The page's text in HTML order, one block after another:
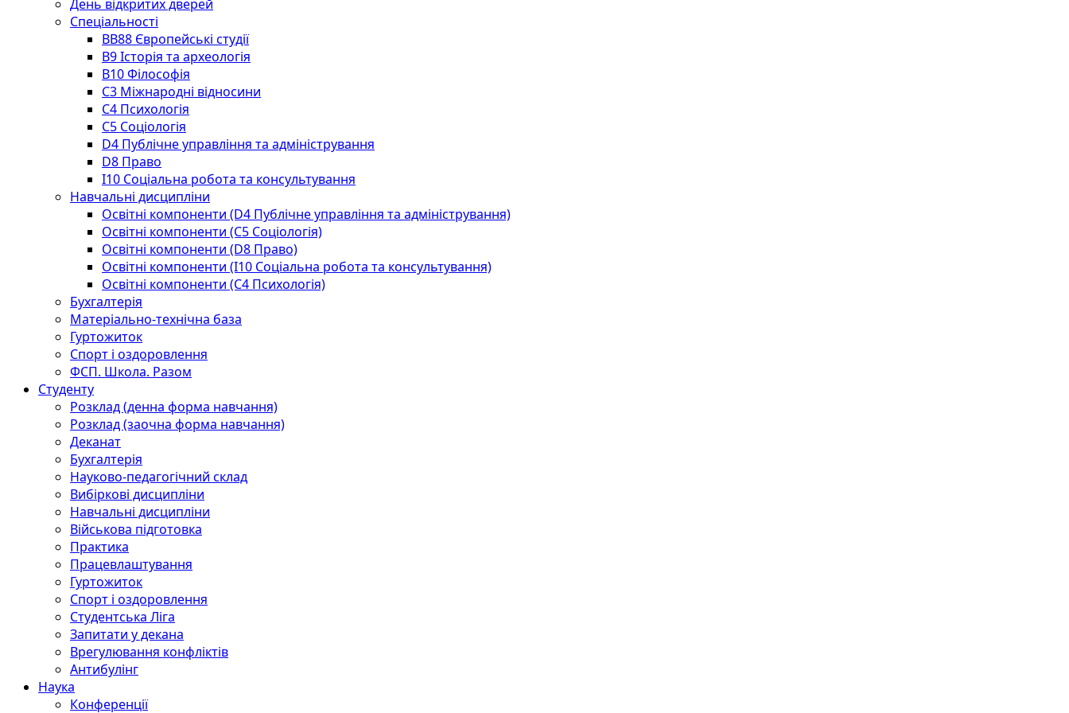
День відкритих дверей
Спеціальності
BВ88 Європейські студії
B9 Історія та археологія
B10 Філософія
C3 Міжнародні відносини
C4 Психологія
С5 Соціологія
D4 Публічне управління та адміністрування
D8 Право
I10 Соціальна робота та консультування
Навчальні дисципліни
Освітні компоненти (D4 Публічне управління та адміністрування)
Освітні компоненти (С5 Соціологія)
Освітні компоненти (D8 Право)
Освітні компоненти (I10 Соціальна робота та консультування)
Освітні компоненти (С4 Психологія)
Бухгалтерія
Матеріально-технічна база
Гуртожиток
Спорт і оздоровлення
ФСП. Школа. Разом
Студенту
Розклад (денна форма навчання)
Розклад (заочна форма навчання)
Деканат
Бухгалтерія
Науково-педагогічний склад
Вибіркові дисципліни
Навчальні дисципліни
Військова підготовка
Практика
Працевлаштування
Гуртожиток
Спорт і оздоровлення
Студентська Ліга
Запитати у декана
Врегулювання конфліктів
Антибулінг
Наука
Конференції